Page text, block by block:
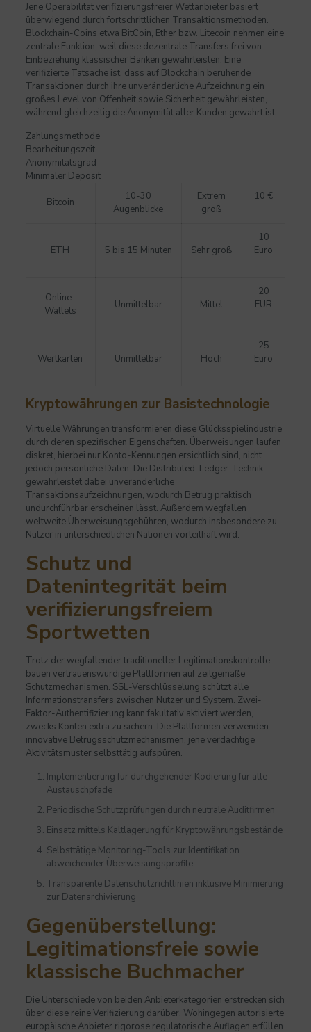
Jene Operabilität verifizierungsfreier Wettanbieter basiert
überwiegend durch fortschrittlichen Transaktionsmethoden.
Blockchain-Coins etwa BitCoin, Ether bzw. Litecoin nehmen eine
zentrale Funktion, weil diese dezentrale Transfers frei von
Einbeziehung klassischer Banken gewährleisten. Eine
verifizierte Tatsache ist, dass auf Blockchain beruhende
Transaktionen durch ihre unveränderliche Aufzeichnung ein
großes Level von Offenheit sowie Sicherheit gewährleisten,
während gleichzeitig die Anonymität aller Kunden gewahrt ist.
Zahlungsmethode
Bearbeitungszeit
Anonymitätsgrad
Minimaler Deposit
Bitcoin
10-30
Augenblicke
Extrem
groß
10 €
ETH 5 bis 15 Minuten Sehr groß
10
Euro
Online-
Wallets
Unmittelbar Mittel
20
EUR
Wertkarten Unmittelbar Hoch
25
Euro
Kryptowährungen zur Basistechnologie
Virtuelle Währungen transformieren diese Glücksspielindustrie
durch deren spezifischen Eigenschaften. Überweisungen laufen
diskret, hierbei nur Konto-Kennungen ersichtlich sind, nicht
jedoch persönliche Daten. Die Distributed-Ledger-Technik
gewährleistet dabei unveränderliche
Transaktionsaufzeichnungen, wodurch Betrug praktisch
undurchführbar erscheinen lässt. Außerdem wegfallen
weltweite Überweisungsgebühren, wodurch insbesondere zu
Nutzer in unterschiedlichen Nationen vorteilhaft wird.
Schutz und
Datenintegrität beim
verifizierungsfreiem
Sportwetten
Trotz der wegfallender traditioneller Legitimationskontrolle
bauen vertrauenswürdige Plattformen auf zeitgemäße
Schutzmechanismen. SSL-Verschlüsselung schützt alle
Informationstransfers zwischen Nutzer und System. Zwei-
Faktor-Authentifizierung kann fakultativ aktiviert werden,
zwecks Konten extra zu sichern. Die Plattformen verwenden
innovative Betrugsschutzmechanismen, jene verdächtige
Aktivitätsmuster selbsttätig aufspüren.
Implementierung für durchgehender Kodierung für alle
Austauschpfade
Periodische Schutzprüfungen durch neutrale Auditfirmen
Einsatz mittels Kaltlagerung für Kryptowährungsbestände
Selbsttätige Monitoring-Tools zur Identifikation
abweichender Überweisungsprofile
Transparente Datenschutzrichtlinien inklusive Minimierung
zur Datenarchivierung
Gegenüberstellung:
Legitimationsfreie sowie
klassische Buchmacher
Die Unterschiede von beiden Anbieterkategorien erstrecken sich
über diese reine Verifizierung darüber. Wohingegen autorisierte
europäische Anbieter rigorose regulatorische Auflagen erfüllen